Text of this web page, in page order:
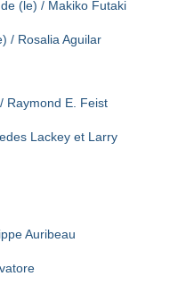
(le) / Makiko Futaki
/ Rosalia Aguilar
Raymond E. Feist
Lackey et Larry
Auribeau